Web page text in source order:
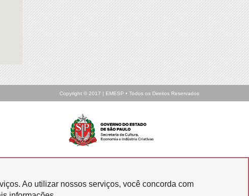
Copyright © 2017 | EMESP • Todos os Direitos Reservados
SIC
Ao utilizar nossos serviços, você concorda com